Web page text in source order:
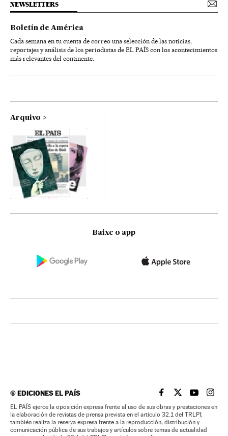
NEWSLETTERS
Boletín de América
Cada semana en tu cuenta de correo una selección de las noticias,
reportajes y análisis de los periodistas de EL PAÍS con los acontecimientos
más relevantes del continente.
Arquivo
Baixe o app
©EDICIONES EL PAÍS EL PAÍS BRASIL EN
EL PAÍSEL PAÍS
EL
EL PAÍS ejerce la oposición expresa frente al uso de sus obras y prestaciones en
la elaboración de revistas de prensa prevista en el artículo 32.1 del TRLPI;
también realiza la reserva expresa frente a la reproducción, distribución y
comunicación pública de sus trabajos y artículos sobre temas de actualidad